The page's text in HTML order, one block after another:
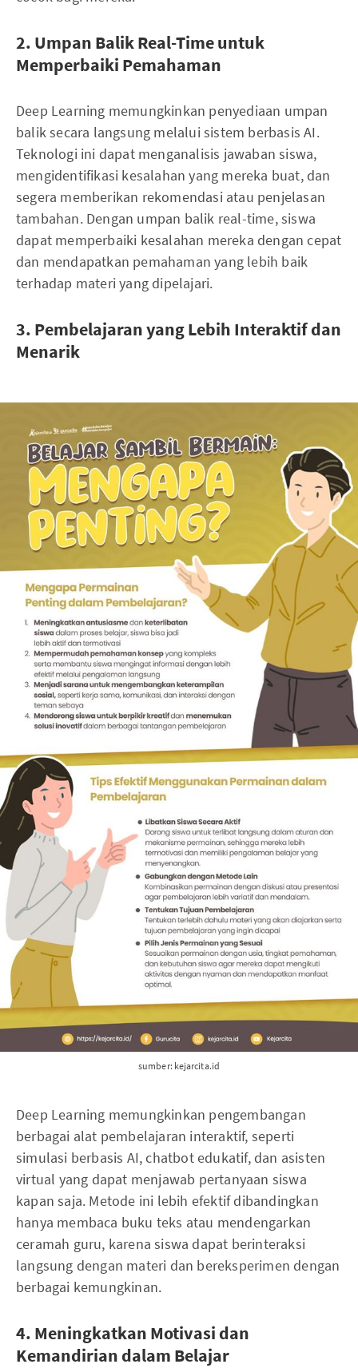
2. Umpan Balik Real-Time untuk
Memperbaiki Pemahaman
Deep Learning memungkinkan penyediaan umpan
balik secara langsung melalui sistem berbasis AI.
Teknologi ini dapat menganalisis jawaban siswa,
mengidentifikasi kesalahan yang mereka buat, dan
segera memberikan rekomendasi atau penjelasan
tambahan. Dengan umpan balik real-time, siswa
dapat memperbaiki kesalahan mereka dengan cepat
dan mendapatkan pemahaman yang lebih baik
terhadap materi yang dipelajari.
3. Pembelajaran yang Lebih Interaktif dan
Menarik
sumber: kejarcita.id
Deep Learning memungkinkan pengembangan
berbagai alat pembelajaran interaktif, seperti
simulasi berbasis AI, chatbot edukatif, dan asisten
virtual yang dapat menjawab pertanyaan siswa
kapan saja. Metode ini lebih efektif dibandingkan
hanya membaca buku teks atau mendengarkan
ceramah guru, karena siswa dapat berinteraksi
langsung dengan materi dan bereksperimen dengan
berbagai kemungkinan.
4. Meningkatkan Motivasi dan
Kemandirian dalam Belajar